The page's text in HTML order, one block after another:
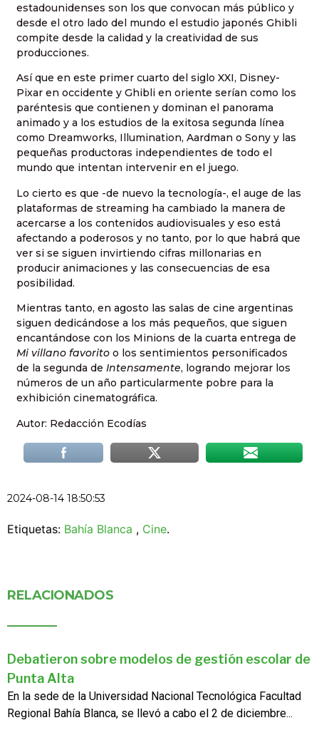
estadounidenses son los que convocan más público y
desde el otro lado del mundo el estudio japonés Ghibli
compite desde la calidad y la creatividad de sus
producciones.
Así que en este primer cuarto del siglo XXI, Disney-
Pixar en occidente y Ghibli en oriente serían como los
paréntesis que contienen y dominan el panorama
animado y a los estudios de la exitosa segunda línea
como Dreamworks, Illumination, Aardman o Sony y las
pequeñas productoras independientes de todo el
mundo que intentan intervenir en el juego.
Lo cierto es que -de nuevo la tecnología-, el auge de las
plataformas de streaming ha cambiado la manera de
acercarse a los contenidos audiovisuales y eso está
afectando a poderosos y no tanto, por lo que habrá que
ver si se siguen invirtiendo cifras millonarias en
producir animaciones y las consecuencias de esa
posibilidad.
Mientras tanto, en agosto las salas de cine argentinas
siguen dedicándose a los más pequeños, que siguen
encantándose con los Minions de la cuarta entrega de
Mi villano favorito o los sentimientos personificados
de la segunda de Intensamente, logrando mejorar los
números de un año particularmente pobre para la
exhibición cinematográfica.
Autor: Redacción Ecodías
2024-08-14 18:50:53
Etiquetas: Bahía Blanca , Cine.
RELACIONADOS
Debatieron sobre modelos de gestión escolar de
Punta Alta
En la sede de la Universidad Nacional Tecnológica Facultad
Regional Bahía Blanca, se llevó a cabo el 2 de diciembre...